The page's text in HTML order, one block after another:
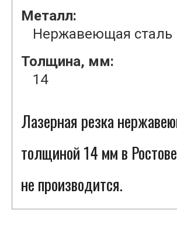
Металл:
Нержавеющая сталь
Толщина, мм:
14
Лазерная резка
толщиной 14 мм в
не производится.